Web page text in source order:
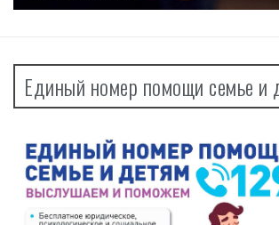
Единый номер помощи семье и